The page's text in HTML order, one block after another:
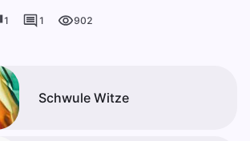
1 1 902
Schwule Witze